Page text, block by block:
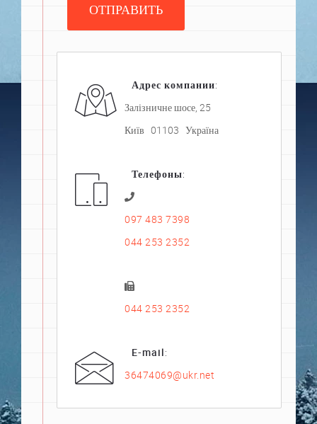
ОТПРАВИТЬ
Адрес компании:
Залізничне шосе, 25
Київ 01103 Україна
Телефоны:
097 483 7398
044 253 2352
044 253 2352
E-mail:
36474069@ukr.net